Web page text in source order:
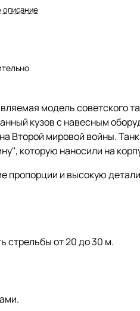
описание
модель советского
кузов с навесным
Второй мировой войны.
которую наносили на
пропорции и высокую
стрельбы от 20 до 30 м.